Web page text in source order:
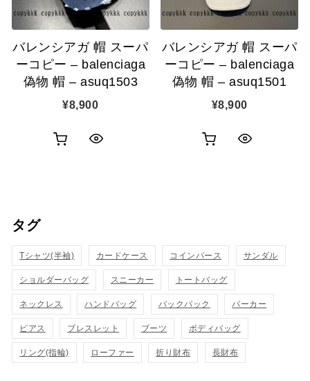
バレンシアガ 帽 スーパ
ーコピー – balenciaga
偽物 帽 – asuq1503
¥8,900
バレンシアガ 帽 スーパ
ーコピー – balenciaga
偽物 帽 – asuq1501
¥8,900
タグ
Tシャツ(半袖) カードケース コインパース サンダル
ショルダーバッグ スニーカー トートバッグ
ネックレス ハンドバッグ バックパック パーカー
ピアス ブレスレット ブーツ ボディバッグ
リング(指輪) ローファー 折り財布 長財布